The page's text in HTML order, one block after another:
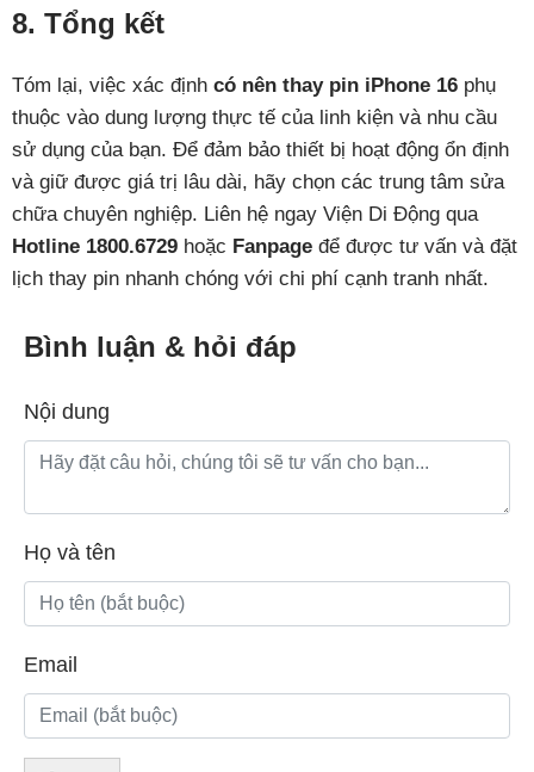
8. Tổng kết
Tóm lại, việc xác định có nên thay pin iPhone 16 phụ
thuộc vào dung lượng thực tế của linh kiện và nhu cầu
sử dụng của bạn. Để đảm bảo thiết bị hoạt động ổn định
và giữ được giá trị lâu dài, hãy chọn các trung tâm sửa
chữa chuyên nghiệp. Liên hệ ngay Viện Di Động qua
Hotline 1800.6729 hoặc Fanpage để được tư vấn và đặt
lịch thay pin nhanh chóng với chi phí cạnh tranh nhất.
Bình luận & hỏi đáp
Nội dung
Họ và tên
Email